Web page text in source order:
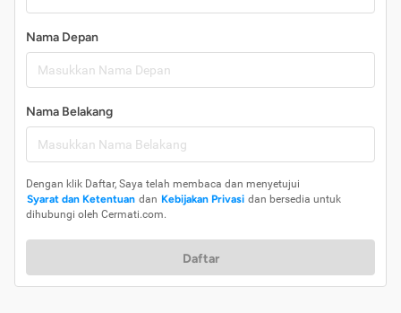
Nama Depan
Nama Belakang
Dengan klik Daftar, Saya telah membaca dan menyetujui
Syarat dan Ketentuan dan Kebijakan Privasi dan bersedia untuk
dihubungi oleh Cermati.com.
Daftar